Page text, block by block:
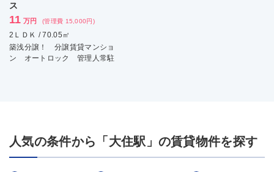
ス
11 万円 (管理費 15,000円)
2ＬＤＫ / 70.05㎡
築浅分譲！ 分譲賃貸マンショ
ン オートロック 管理人常駐
人気の条件から「大住駅」の賃貸物件を探す